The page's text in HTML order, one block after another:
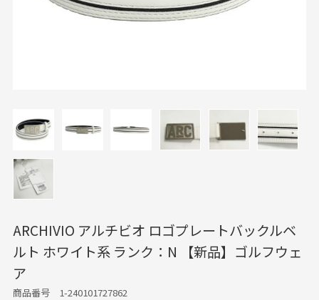
ARCHIVIO アルチビオ ロゴプレートバックルベ
ルト ホワイト系 ランク：N 【新品】ゴルフウェ
ア
商品番号 1-240101727862